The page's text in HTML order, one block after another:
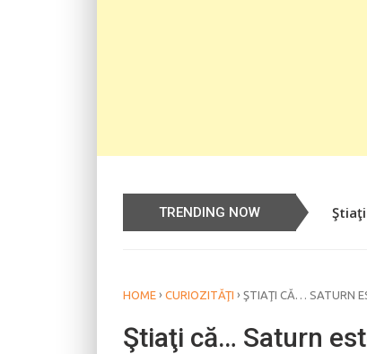
TRENDING NOW
HOME › CURIOZITĂŢI › ŞTIAŢI CĂ… SATURN
Ştiaţi că… Saturn